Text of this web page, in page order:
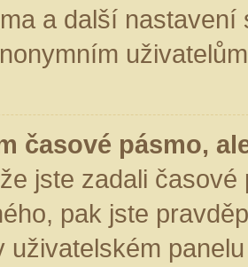
a další
časové pásmo,
jste zadali
pak jste
uživatelském